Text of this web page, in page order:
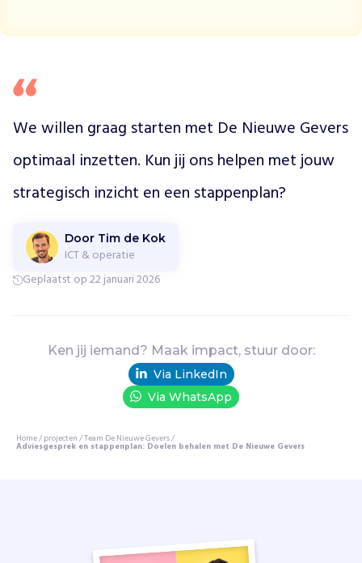
e
g
n
s
t
e
s
o
m
e
n
We willen graag starten met De Nieuwe Gevers
optimaal inzetten. Kun jij ons helpen met jouw
strategisch inzicht en een stappenplan?
Door Tim de Kok
ICT & operatie
Geplaatst op 22 januari 2026
Ken jij iemand? Maak impact, stuur door:
Via LinkedIn
Via WhatsApp
Home/projecten/Team De Nieuwe Gevers/
Adviesgesprek en stappenplan: Doelen behalen met De Nieuwe Gevers